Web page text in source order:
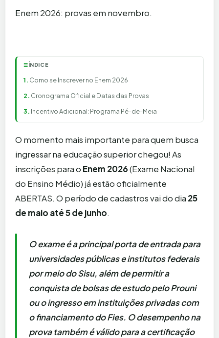
Enem 2026: provas em novembro.
☰ÍNDICE
Como se Inscrever no Enem 2026
Cronograma Oficial e Datas das Provas
Incentivo Adicional: Programa Pé-de-Meia
O momento mais importante para quem busca
ingressar na educação superior chegou! As
inscrições para o Enem 2026(Exame Nacional
do Ensino Médio) já estão oficialmente
ABERTAS. O período de cadastros vai do dia 25
de maio até 5 de junho.
O exame é a principal porta de entrada para
universidades públicas e institutos federais
por meio do Sisu, além de permitir a
conquista de bolsas de estudo pelo Prouni
ou o ingresso em instituições privadas com
o financiamento do Fies. O desempenho na
prova também é válido para a certificação